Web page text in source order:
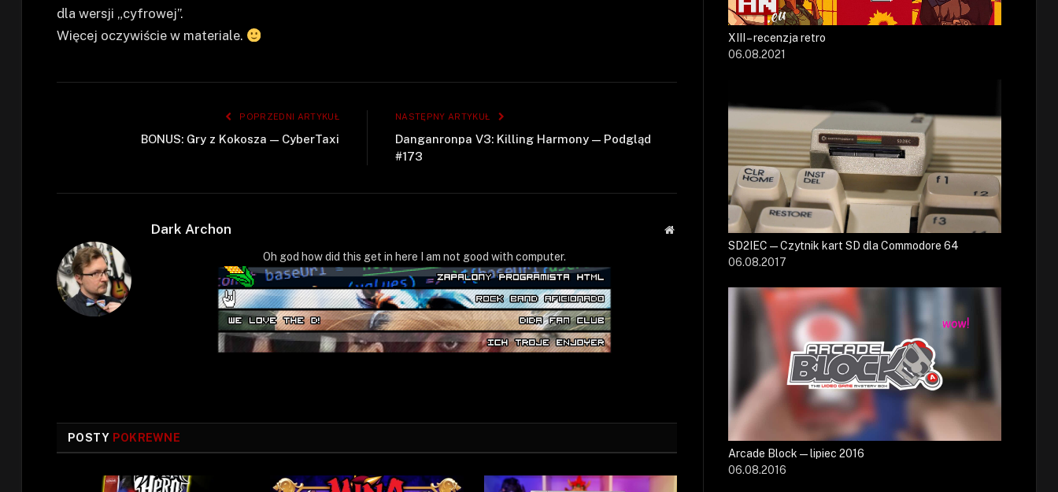
dla wersji „cyfrowej”.
Więcej oczywiście w materiale.
POPRZEDNI ARTYKUŁ
BONUS: Gry z Kokosza — CyberTaxi
NASTĘPNY ARTYKUŁ
Danganronpa V3: Killing Harmony — Podgląd
#173
Dark Archon
Strona
Oh god how did this get in here I am not good with computer.
POSTY POKREWNE
XIII – recenzja retro
06.08.2021
SD2IEC — Czytnik kart SD dla Commodore 64
06.08.2017
Arcade Block — lipiec 2016
06.08.2016